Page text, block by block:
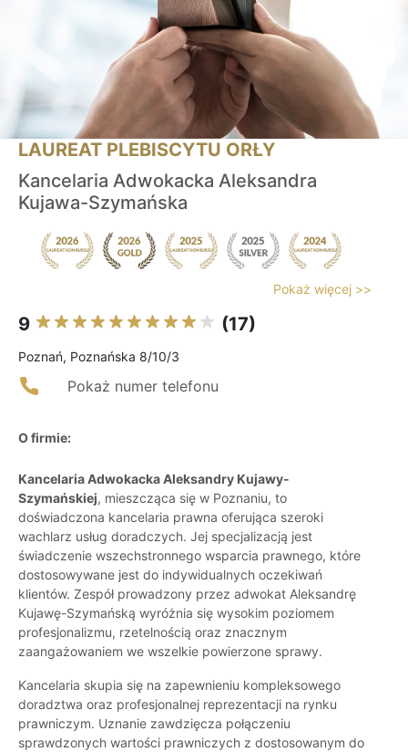
LAUREAT PLEBISCYTU ORŁY
Kancelaria Adwokacka Aleksandra
Kujawa-Szymańska
Pokaż więcej >>
9 (17)
Poznań, Poznańska 8/10/3
Pokaż numer telefonu
O firmie:
Kancelaria Adwokacka Aleksandry Kujawy-
Szymańskiej, mieszcząca się w Poznaniu, to
doświadczona kancelaria prawna oferująca szeroki
wachlarz usług doradczych. Jej specjalizacją jest
świadczenie wszechstronnego wsparcia prawnego, które
dostosowywane jest do indywidualnych oczekiwań
klientów. Zespół prowadzony przez adwokat Aleksandrę
Kujawę-Szymańską wyróżnia się wysokim poziomem
profesjonalizmu, rzetelnością oraz znacznym
zaangażowaniem we wszelkie powierzone sprawy.
Kancelaria skupia się na zapewnieniu kompleksowego
doradztwa oraz profesjonalnej reprezentacji na rynku
prawniczym. Uznanie zawdzięcza połączeniu
sprawdzonych wartości prawniczych z dostosowanym do